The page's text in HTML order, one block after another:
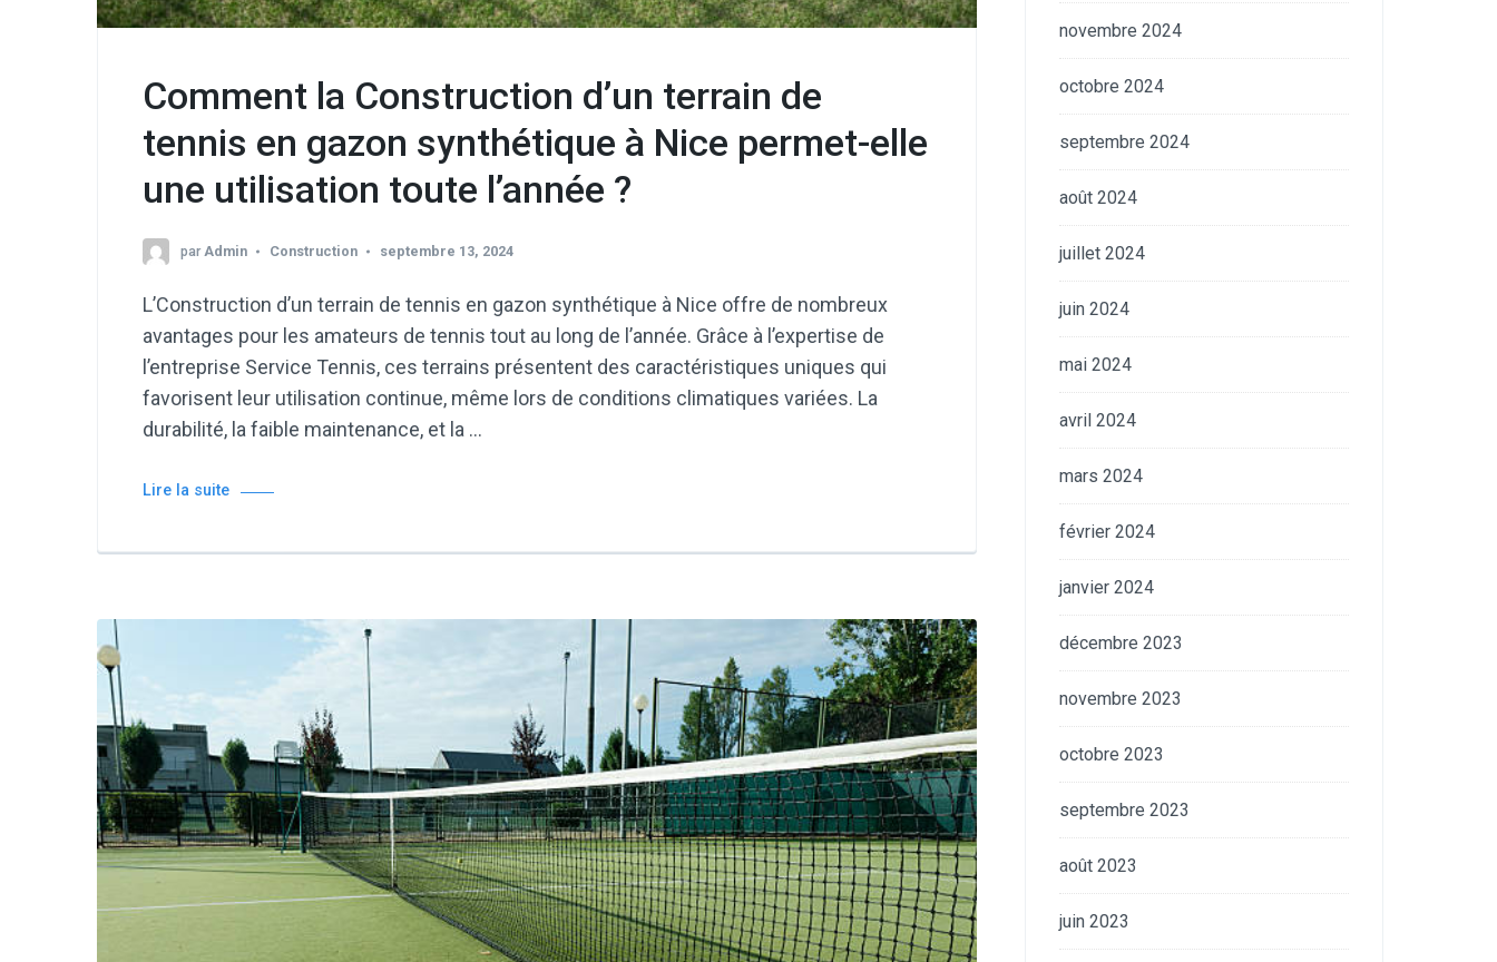
Comment la Construction d’un terrain de
tennis en gazon synthétique à Nice permet-elle
une utilisation toute l’année ?
par Admin Construction septembre 13, 2024
L’Construction d’un terrain de tennis en gazon synthétique à Nice offre de nombreux
avantages pour les amateurs de tennis tout au long de l’année. Grâce à l’expertise de
l’entreprise Service Tennis, ces terrains présentent des caractéristiques uniques qui
favorisent leur utilisation continue, même lors de conditions climatiques variées. La
durabilité, la faible maintenance, et la …
Lire la suite
novembre 2024
octobre 2024
septembre 2024
août 2024
juillet 2024
juin 2024
mai 2024
avril 2024
mars 2024
février 2024
janvier 2024
décembre 2023
novembre 2023
octobre 2023
septembre 2023
août 2023
juin 2023